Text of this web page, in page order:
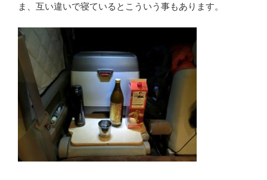
ま、互い違いで寝ているとこういう事もあります。